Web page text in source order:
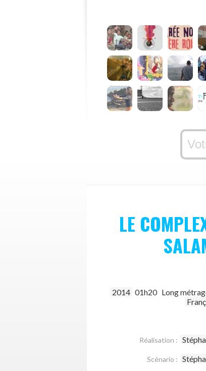
LE
2014 01h20 Long
Réalisation :
Scénario :